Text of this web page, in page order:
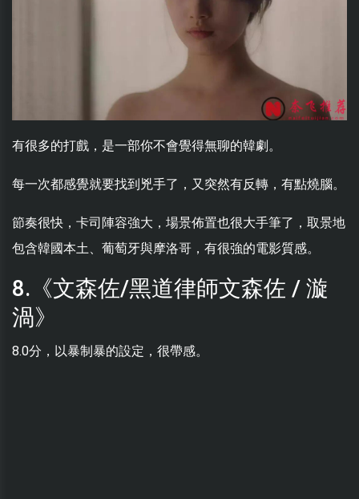
有很多的打戲，是一部你不會覺得無聊的韓劇。
每一次都感覺就要找到兇手了，又突然有反轉，有點燒腦。
節奏很快，卡司陣容強大，場景佈置也很大手筆了，取景地
包含韓國本土、葡萄牙與摩洛哥，有很強的電影質感。
8.《文森佐/黑道律師文森佐 / 漩
渦》
8.0分，以暴制暴的設定，很帶感。